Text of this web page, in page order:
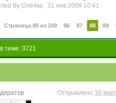
ByОле4ка ,31 янв 2009 10:41
Страница 88 из 249 86 87 88 89
теме: 3721
Отправлено30